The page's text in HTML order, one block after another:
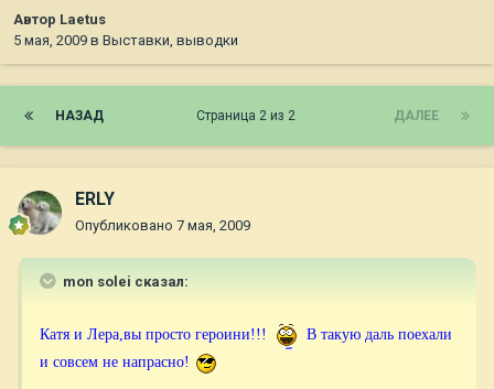
Автор Laetus
5 мая, 2009 в Выставки, выводки
НАЗАД ДАЛЕЕ
Страница 2 из 2
ERLY
Опубликовано 7 мая, 2009
mon solei сказал:
Катя и Лера,вы просто героини!!!
В такую даль поехали
и совсем не напрасно!